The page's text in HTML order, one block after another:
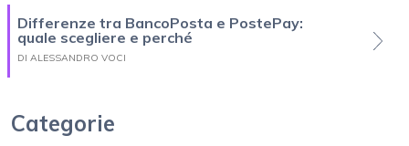
Differenze tra BancoPosta e PostePay:
quale scegliere e perché
DI ALESSANDRO VOCI
Categorie